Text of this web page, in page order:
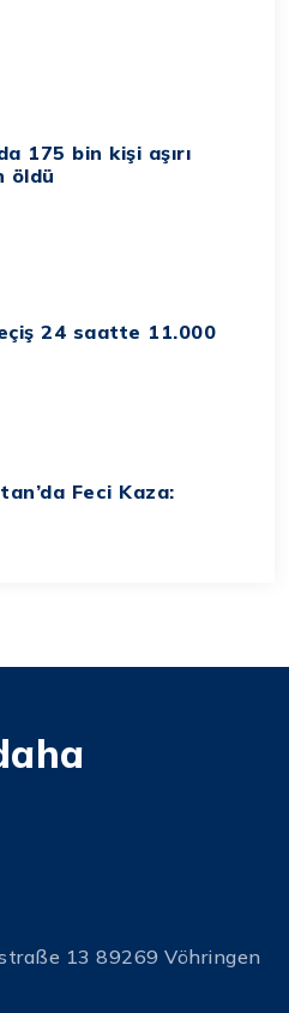
175 bin kişi aşırı
öldü
24 saatte 11.000
Feci Kaza:
13 89269 Vöhringen